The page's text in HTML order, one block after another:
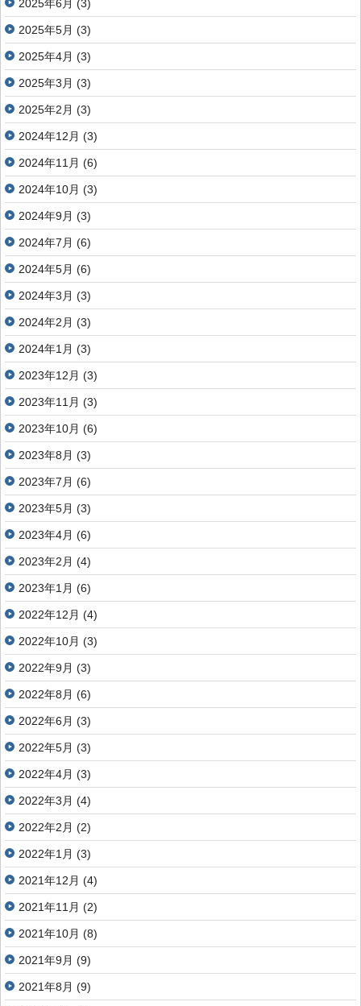
2025年6月 (3)
2025年5月 (3)
2025年4月 (3)
2025年3月 (3)
2025年2月 (3)
2024年12月 (3)
2024年11月 (6)
2024年10月 (3)
2024年9月 (3)
2024年7月 (6)
2024年5月 (6)
2024年3月 (3)
2024年2月 (3)
2024年1月 (3)
2023年12月 (3)
2023年11月 (3)
2023年10月 (6)
2023年8月 (3)
2023年7月 (6)
2023年5月 (3)
2023年4月 (6)
2023年2月 (4)
2023年1月 (6)
2022年12月 (4)
2022年10月 (3)
2022年9月 (3)
2022年8月 (6)
2022年6月 (3)
2022年5月 (3)
2022年4月 (3)
2022年3月 (4)
2022年2月 (2)
2022年1月 (3)
2021年12月 (4)
2021年11月 (2)
2021年10月 (8)
2021年9月 (9)
2021年8月 (9)